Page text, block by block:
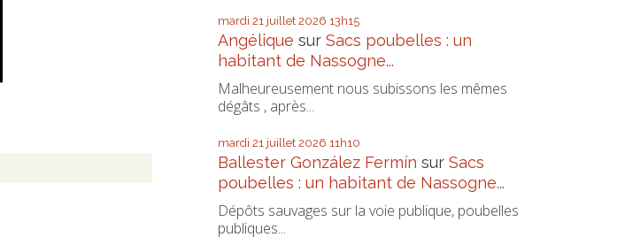
mardi 21 juillet 2026 13h15
Angélique surSacs poubelles : un
habitant de Nassogne...
Malheureusement nous subissons les mêmes
dégâts , après...
mardi 21 juillet 2026 11h10
Ballester González Fermín surSacs
poubelles : un habitant de Nassogne...
Dépôts sauvages sur la voie publique, poubelles
publiques...